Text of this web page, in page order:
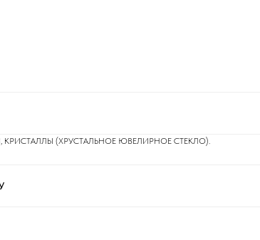
КРИСТАЛЛЫ (ХРУСТАЛЬНОЕ ЮВЕЛИРНОЕ СТЕКЛО).